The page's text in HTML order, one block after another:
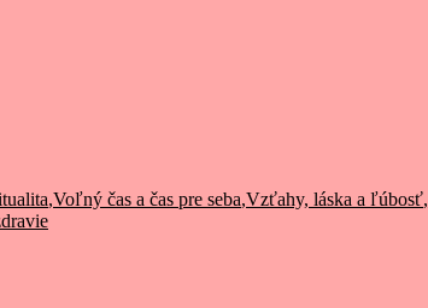
,Voľný čas a čas pre seba,Vzťahy, láska a ľúbosť,